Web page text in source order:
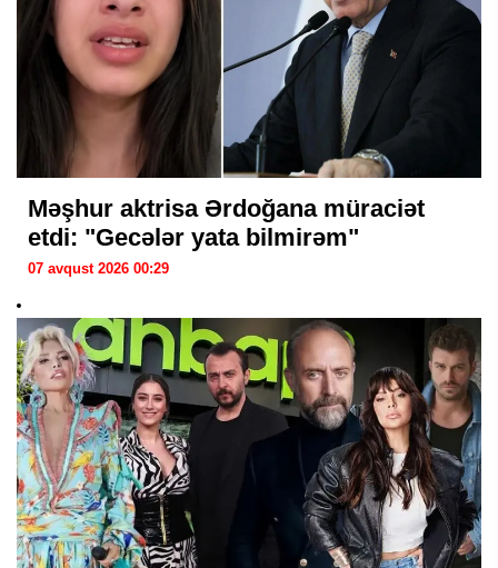
Məşhur aktrisa Ərdoğana müraciət
etdi: "Gecələr yata bilmirəm"
07 avqust 2026 00:29